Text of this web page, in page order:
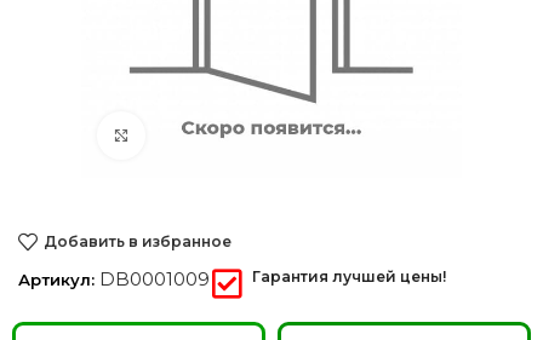
Нажмите, чтобы увеличить
Добавить в избранное
Артикул: DB0001009 Гарантия лучшей цены!